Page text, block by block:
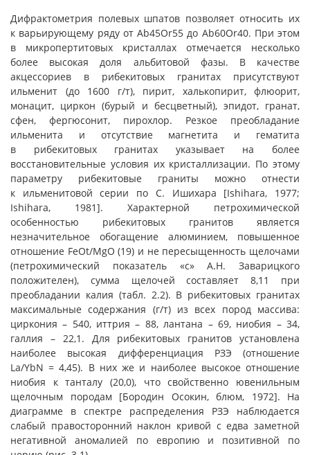
Дифрактометрия полевых шпатов позволяет относить их
к варьирующему ряду от Ab45Or55 до Ab60Or40. При этом
в микропертитовых кристаллах отмечается несколько
более высокая доля альбитовой фазы. В качестве
акцессориев в рибекитовых гранитах присутствуют
ильменит (до 1600 г/т), пирит, халькопирит, флюорит,
монацит, циркон (бурый и бесцветный), эпидот, гранат,
сфен, фергюсонит, пирохлор. Резкое преобладание
ильменита и отсутствие магнетита и гематита
в рибекитовых гранитах указывает на более
восстановительные условия их кристаллизации. По этому
параметру рибекитовые граниты можно отнести
к ильменитовой серии по С. Ишихара [Ishihara, 1977;
Ishihara, 1981]. Характерной петрохимической
особенностью рибекитовых гранитов является
незначительное обогащение алюминием, повышенное
отношение FeOt/MgO (19) и не пересыщенность щелочами
(петрохимический показатель «с» А.Н. Заварицкого
положителен), сумма щелочей составляет 8,11 при
преобладании калия (табл. 2.2). В рибекитовых гранитах
максимальные содержания (г/т) из всех пород массива:
циркония – 540, иттрия – 88, лантана – 69, ниобия – 34,
галлия – 22,1. Для рибекитовых гранитов установлена
наиболее высокая дифференциация РЗЭ (отношение
La/YbN = 4,45). В них же и наиболее высокое отношение
ниобия к танталу (20,0), что свойственно ювенильным
щелочным породам [Бородин Осокин, блюм, 1972]. На
диаграмме в спектре распределения РЗЭ наблюдается
слабый правосторонний наклон кривой с едва заметной
негативной аномалией по европию и позитивной по